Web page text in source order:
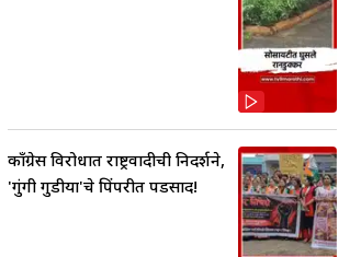
काँग्रेस विरोधात राष्ट्रवादीची निदर्शने,
'गुंगी गुडीया'चे पिंपरीत पडसाद!